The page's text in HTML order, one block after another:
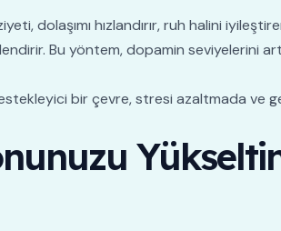
dolaşımı hızlandırır, ruh halini
Bu yöntem, dopamin seviyelerini
bir çevre, stresi azaltmada ve